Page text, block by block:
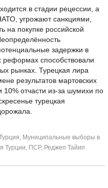
в стадии рецессии, а
угрожают санкциями,
на покупке российской
задержки в
способствовали
рынках. Турецкая лира
результатов мартовских
10% отчасти из-за шумихи по
турецкая
, Муниципальные выборы в
Турции, ПСР, Реджеп Тайип